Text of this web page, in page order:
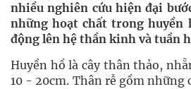
nhiều nghiên cứu hiện đại
những hoạt chất trong huyền
động lên hệ thần kinh và tuần
Huyền hồ là cây thân thảo,
10 - 20cm. Thân rễ gồm những